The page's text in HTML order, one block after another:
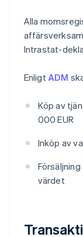
Alla
Intrastat-
Enligt ADM
Köp av
000 EUR
Inköp av
värdet